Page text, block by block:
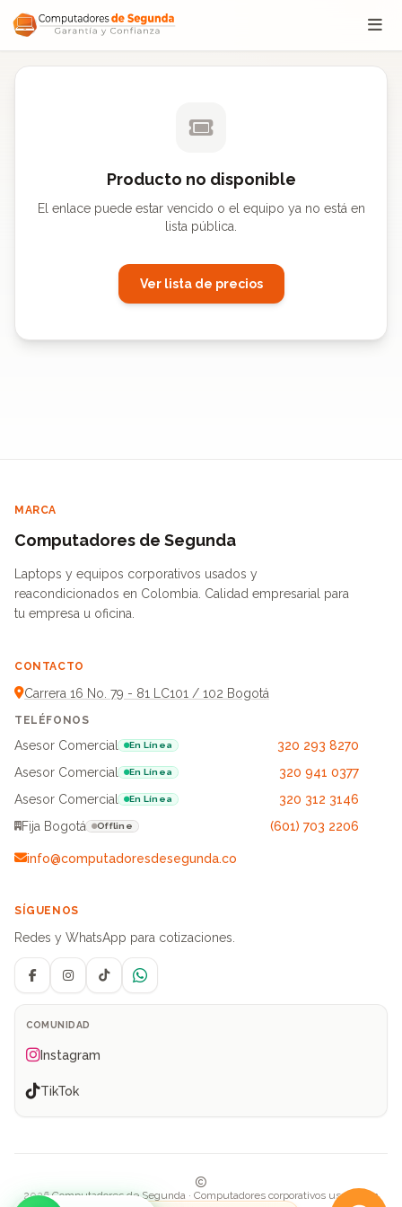
Saltar al contenido
Producto no disponible
El enlace puede estar vencido o el equipo ya no está en
lista pública.
Ver lista de precios
MARCA
Computadores de Segunda
Laptops y equipos corporativos usados y
reacondicionados en Colombia. Calidad empresarial para
tu empresa u oficina.
CONTACTO
Carrera 16 No. 79 - 81 LC101 / 102 Bogotá
TELÉFONOS
Asesor Comercial En Línea
320 293 8270
Asesor Comercial
En Línea
320 941 0377
Asesor Comercial
En Línea
320 312 3146
Fija Bogotá
Offline (601) 703 2206
info@computadoresdesegunda.co
SÍGUENOS
Redes y WhatsApp para cotizaciones.
FacebookInstagramTikTokWhatsApp
COMUNIDAD
Instagram
TikTok
2026 Computadores de Segunda · Computadores corporativos usados en